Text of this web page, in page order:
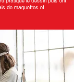
de maquettes et